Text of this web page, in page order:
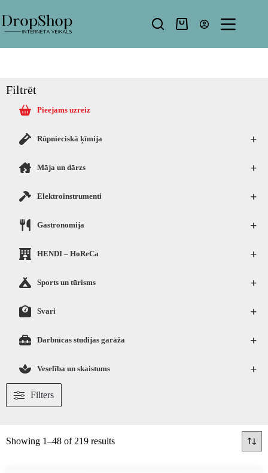
Filtrēt
Pieejams uzreiz
+
Rūpnieciskā ķīmija
+
Māja un dārzs
+
Elektroinstrumenti
+
Gastronomija
+
HENDI – HoReCa
+
Sports un tūrisms
+
Svari
+
Darbnīcas studijas garāža
+
Veselība un skaistums
Filters
Showing 1–48 of 219 results